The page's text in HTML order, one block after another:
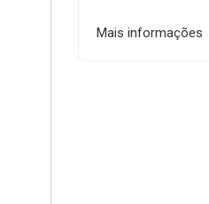
Mais informações